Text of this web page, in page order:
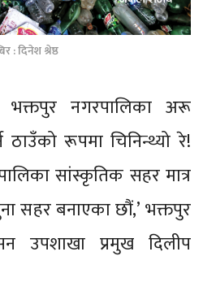
: दिनेश श्रेष्ठ
नगरपालिका अरू
रूपमा चिनिन्थ्यो रे!
सांस्कृतिक सहर मात्र
सहर बनाएका छौं,’ भक्तपुर
उपशाखा प्रमुख दिलीप